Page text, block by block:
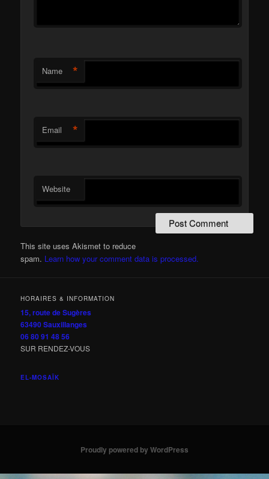
Name *
Email *
Website
This site uses Akismet to reduce
spam. Learn how your comment data is processed.
HORAIRES & INFORMATION
15, route de Sugères
63490 Sauxillanges
06 80 91 48 56
SUR RENDEZ-VOUS
EL-MOSAÏK
Proudly powered by WordPress